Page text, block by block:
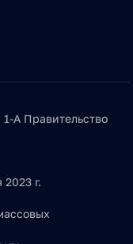
А Правительство
г.